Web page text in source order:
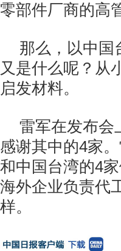
零部件厂商的高
那么，以中国
又是什么呢？从
启发材料。
雷军在发布会
感谢其中的4家
和中国台湾的4
海外企业负责代
样。